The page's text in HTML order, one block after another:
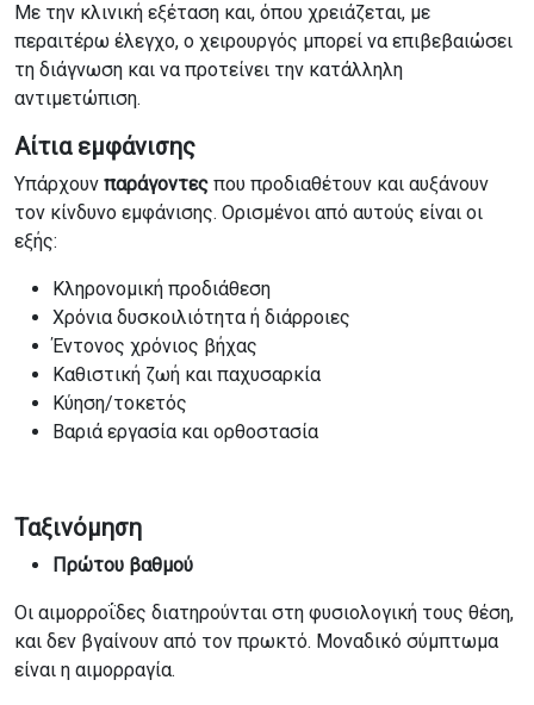
Με την κλινική εξέταση και, όπου χρειάζεται, με
περαιτέρω έλεγχο, ο χειρουργός μπορεί να επιβεβαιώσει
τη διάγνωση και να προτείνει την κατάλληλη
αντιμετώπιση.
Αίτια εμφάνισης
Υπάρχουν παράγοντες που προδιαθέτουν και αυξάνουν
τον κίνδυνο εμφάνισης. Ορισμένοι από αυτούς είναι οι
εξής:
Κληρονομική προδιάθεση
Χρόνια δυσκοιλιότητα ή διάρροιες
Έντονος χρόνιος βήχας
Καθιστική ζωή και παχυσαρκία
Κύηση/τοκετός
Βαριά εργασία και ορθοστασία
Ταξινόμηση
Πρώτου βαθμού
Οι αιμορροΐδες διατηρούνται στη φυσιολογική τους θέση,
και δεν βγαίνουν από τον πρωκτό. Μοναδικό σύμπτωμα
είναι η αιμορραγία.